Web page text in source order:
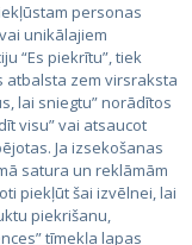
personas
unikālajiem
“Es piekrītu”, tiek
atbalsta zem virsraksta
lai sniegtu” norādītos
visu” vai atsaucot
Ja izsekošanas
satura un reklāmām
piekļūt šai izvēlnei, lai
piekrišanu,
tīmekļa lapas